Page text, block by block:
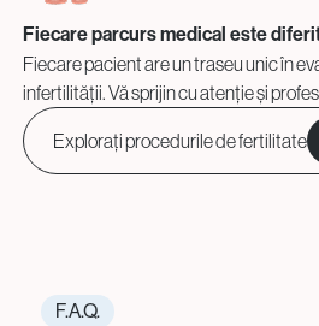
Fiecare parcurs medical este
Fiecare pacient are un traseu unic în
infertilității. Vă sprijin cu atenție și
Explorați procedurile de fertilitate
F.A.Q.